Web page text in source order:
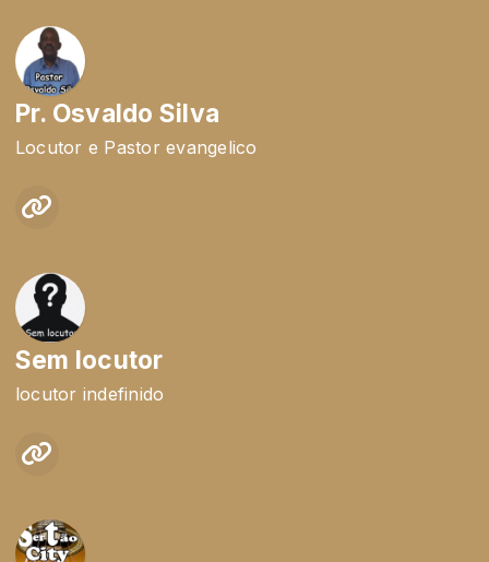
Pr. Osvaldo Silva
Locutor e Pastor evangelico
Sem locutor
locutor indefinido